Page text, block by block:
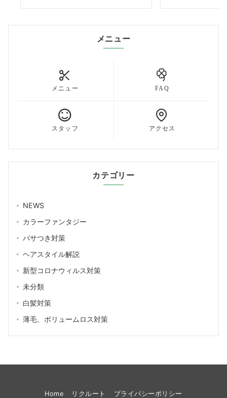
メニュー
メニュー FAQ
スタッフ アクセス
カテゴリー
NEWS
カラーファンタジー
パサつき対策
ヘアスタイル解説
新型コロナウィルス対策
未分類
白髪対策
薄毛、ボリュームロス対策
Home リクルート プライバシーポリシー